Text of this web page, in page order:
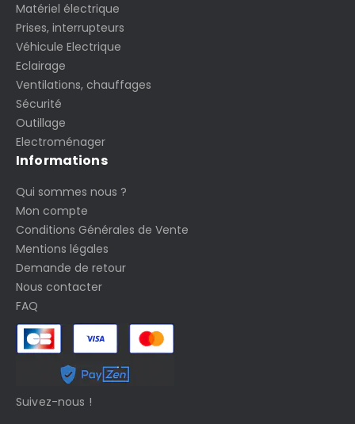
Matériel électrique
Prises, interrupteurs
Véhicule Electrique
Eclairage
Ventilations, chauffages
Sécurité
Outillage
Electroménager
Informations
Qui sommes nous ?
Mon compte
Conditions Générales de Vente
Mentions légales
Demande de retour
Nous contacter
FAQ
Suivez-nous !